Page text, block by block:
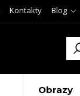
Kontakty Blog
Obrazy